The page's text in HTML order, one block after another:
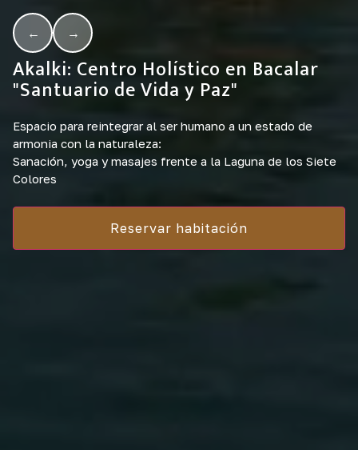
Akalki: Centro Holístico en Bacalar
"Santuario de Vida y Paz"
Espacio para reintegrar al ser humano a un estado de
armonia con la naturaleza:
Sanación, yoga y masajes frente a la Laguna de los Siete
Colores
Reservar habitación
← →